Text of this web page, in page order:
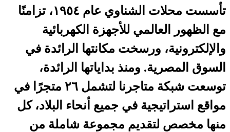
تأسست محلات الشناوي عام ١٩٥٤، تزامنًا
مع الظهور العالمي للأجهزة الكهربائية
والإلكترونية، ورسخت مكانتها الرائدة في
السوق المصرية. ومنذ بداياتها الرائدة،
توسعت شبكة متاجرنا لتشمل ٢٦ متجرًا في
مواقع استراتيجية في جميع أنحاء البلاد، كل
منها مخصص لتقديم مجموعة شاملة من